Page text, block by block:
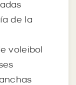
de la
voleibol